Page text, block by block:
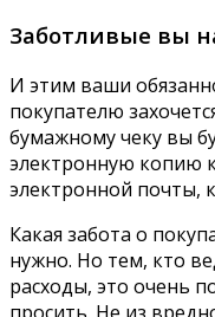
Заботливые вы
И этим ваши
покупателю
бумажному чеку вы
электронную копию
электронной почты,
Какая забота о
нужно. Но тем, кто
расходы, это очень